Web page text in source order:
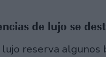
de lujo se
reserva algunos